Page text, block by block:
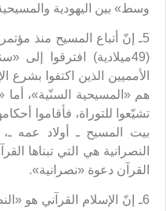
وسط» بين اليهودية
5ـ إنّ أتباع المسيح منذ
(49ميلادية) افترقوا
الأمميين الذين اكتفوا
هم «المسيحية السنّية»، أما
تشيّعوا للتوراة، فأقاموا
بيت المسيح ـ أولاد عمه
النصرانية هي التي تبناها
القرآن دعوة «نصرانية».
6ـ إنّ الإسلام القرآني هو